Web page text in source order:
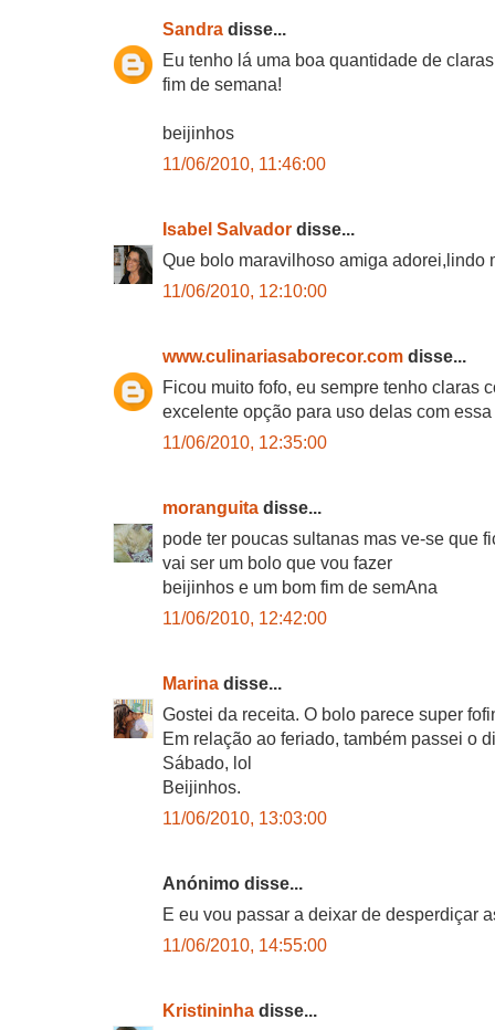
Sandra disse...
Eu tenho lá uma boa quantidade de
fim de semana!
beijinhos
11/06/2010, 11:46:00
Isabel Salvador disse...
Que bolo maravilhoso amiga adorei,lindo
11/06/2010, 12:10:00
www.culinariasaborecor.com disse...
Ficou muito fofo, eu sempre tenho claras
excelente opção para uso delas com
11/06/2010, 12:35:00
moranguita disse...
pode ter poucas sultanas mas ve-se que
vai ser um bolo que vou fazer
beijinhos e um bom fim de semAna
11/06/2010, 12:42:00
Marina disse...
Gostei da receita. O bolo parece super
Em relação ao feriado, também passei o
Sábado, lol
Beijinhos.
11/06/2010, 13:03:00
Anónimo disse...
E eu vou passar a deixar de desperdiçar
11/06/2010, 14:55:00
Kristininha disse...